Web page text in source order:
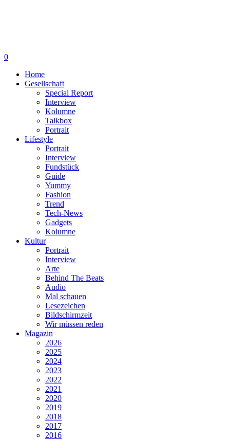
0
Home
Gesellschaft
Special Report
Interview
Kolumne
Talkbox
Portrait
Lifestyle
Portrait
Interview
Fundstück
Guide
Yummy
Fashion
Trend
Tech-News
Gadgets
Kolumne
Kultur
Portrait
Interview
Arte
Behind The Beats
Audio
Mal schauen
Lesezeichen
Bildschirmzeit
Wir müssen reden
Magazin
2026
2025
2024
2023
2022
2021
2020
2019
2018
2017
2016